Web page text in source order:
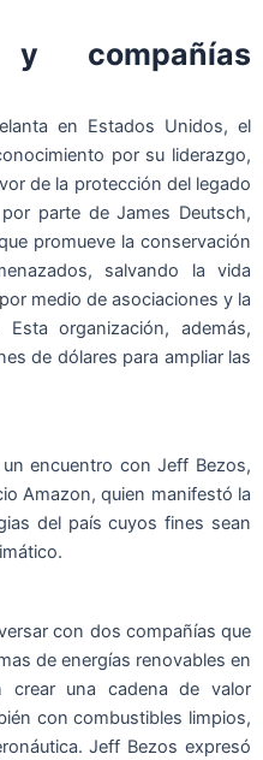
y compañías
en Estados Unidos, el
por su liderazgo,
de la protección del legado
parte de James Deutsch,
promueve la conservación
salvando la vida
medio de asociaciones y la
organización, además,
de dólares para ampliar las
encuentro con Jeff Bezos,
Amazon, quien manifestó la
del país cuyos fines sean
con dos compañías que
de energías renovables en
crear una cadena de valor
con combustibles limpios,
Jeff Bezos expresó